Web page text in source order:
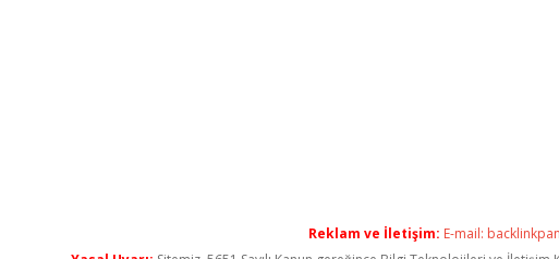
Reklam ve İletişim: E-mail: